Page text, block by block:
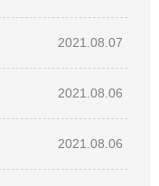
2021.08.07
2021.08.06
2021.08.06